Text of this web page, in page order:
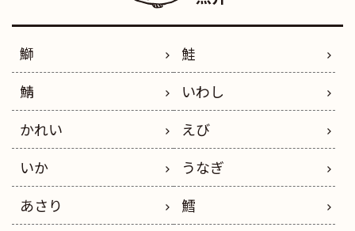
鰤
鮭
鯖
いわし
かれい
えび
いか
うなぎ
あさり
鱈